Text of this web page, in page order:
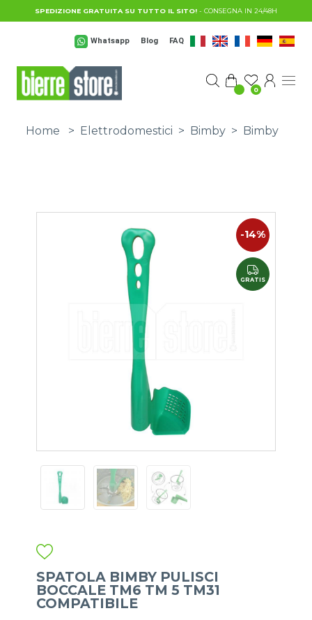
Salta al contenuto principale
SPEDIZIONE GRATUITA SU TUTTO IL SITO! - CONSEGNA IN 24/48H
Whatsapp Blog FAQ
0
Home > Elettrodomestici > Bimby > Bimby
-14%
GRATIS
SPATOLA BIMBY PULISCI
BOCCALE TM6 TM 5 TM31
COMPATIBILE